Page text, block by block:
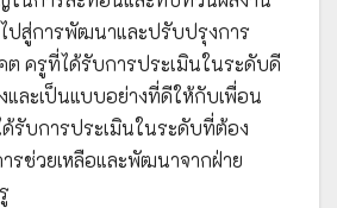
ปสู่การพัฒนาและปรับปรุงการ
ครูที่ได้รับการประเมินในระดับดี
และเป็นแบบอย่างที่ดีให้กับเพื่อน
รับการประเมินในระดับที่ต้อง
รช่วยเหลือและพัฒนาจากฝ่าย